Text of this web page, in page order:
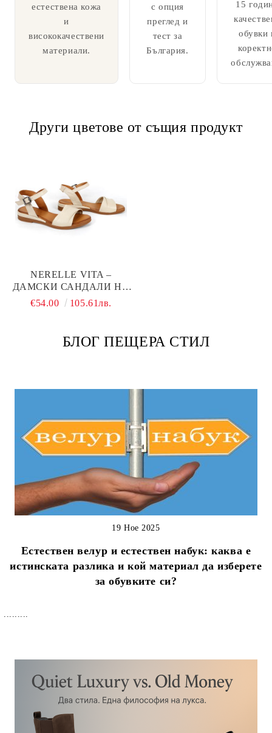
естествена кожа
и
висококачествени
материали.
с опция
преглед и
тест за
България.
15
обувки
Други цветове от същия продукт
NERELLE VITA –
ДАМСКИ САНДАЛИ НА
НИСКО ХОДИЛО ОТ
€54.00 105.61лв.
БЛОГ ПЕЩЕРА СТИЛ
Естествен велур и естествен набук: каква е
истинската разлика и кой материал да изберете
за обувките си?
19 Ное 2025
.........